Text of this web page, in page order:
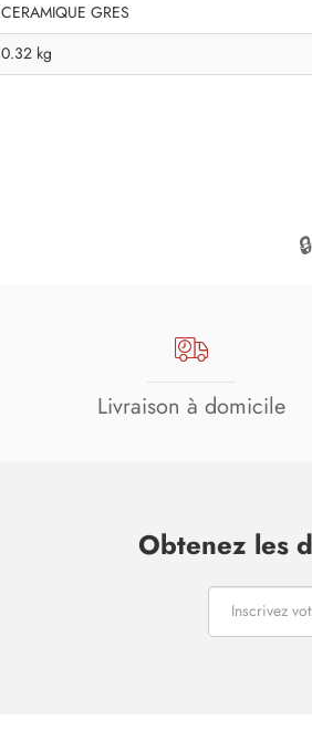
CERAMIQUE GRES
0.32 kg
Livraison à domicile
Obtenez les